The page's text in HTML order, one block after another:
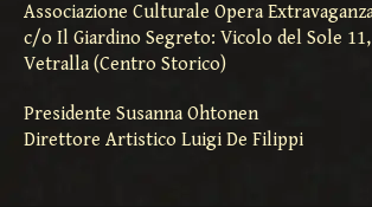
Associazione Culturale Opera
c/o Il Giardino Segreto: Vicolo del Sole 11,
Vetralla (Centro Storico)
Presidente Susanna Ohtonen
Direttore Artistico Luigi De Filippi